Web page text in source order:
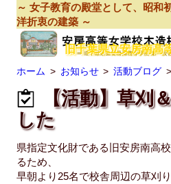
～ 女子教育の殿堂として、昭和
洋折衷の建築 ～
旧千葉県立安房南高
ホーム お知らせ 活動ブログ
【活動】草刈
した
県指定文化財である旧安房南高
るため、
早朝より25名で校舎周辺の草刈